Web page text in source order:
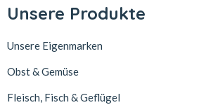
Unsere Produkte
Unsere Eigenmarken
Obst & Gemüse
Fleisch, Fisch & Geflügel